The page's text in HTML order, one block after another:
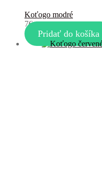
Koťogo modré
7€
Pridať do košíka